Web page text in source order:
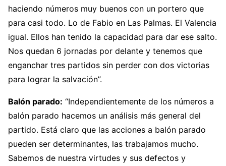
haciendo números muy buenos con un portero que
para casi todo. Lo de Fabio en Las Palmas. El Valencia
igual. Ellos han tenido la capacidad para dar ese salto.
Nos quedan 6 jornadas por delante y tenemos que
enganchar tres partidos sin perder con dos victorias
para lograr la salvación”.
Balón parado: “Independientemente de los números a
balón parado hacemos un análisis más general del
partido. Está claro que las acciones a balón parado
pueden ser determinantes, las trabajamos mucho.
Sabemos de nuestra virtudes y sus defectos y